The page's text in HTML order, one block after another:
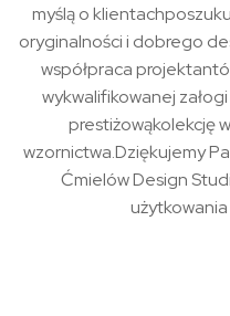
myślą o
oryginalności i dobrego
współpraca
wykwalifikowanej
prestiżowąkolekcję
wzornictwa.Dziękujemy
Ćmielów Design